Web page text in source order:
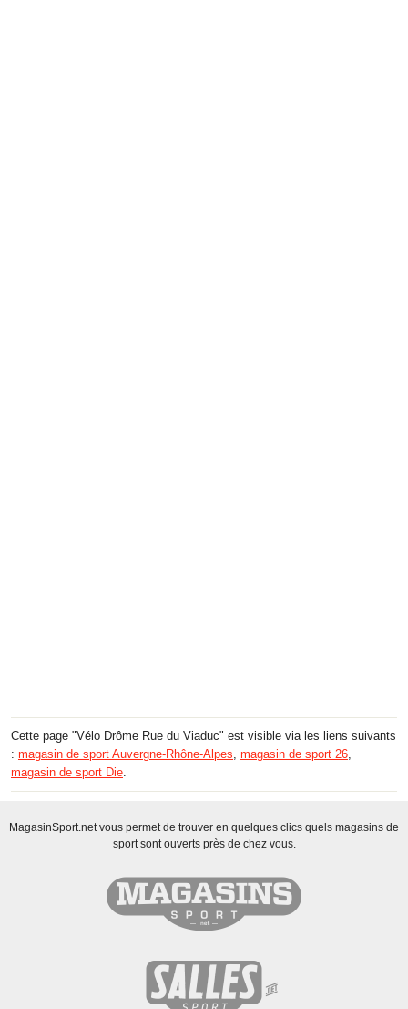
Cette page "Vélo Drôme Rue du Viaduc" est visible via les liens suivants
: magasin de sport Auvergne-Rhône-Alpes magasin de sport 26
magasin de sport Die
MagasinSport.net vous permet de trouver en quelques clics quels magasins de
sport sont ouverts près de chez vous.